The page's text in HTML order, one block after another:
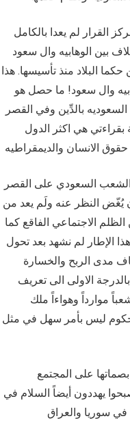
القرار لم يعدا بالكامل
بين الوهابيه وال سعود
البلاد منذ تأسيسها. هذا
وال سعود! ما حصل هو
بالدِّين وفي القصر
هي اكثر الدول
السعودي على القصر
يُغّض النظر عنه ولَم يعد من
الاجتماعي الفاقع كما
الإطار لم نشهد بعد تحول
مدى الربح والخسارة
الاولى الى تعريف
موارداً وهواءاً ملك
ليس بأمر سهل في مثل
على المجتمع
يهددون أيضاً السلام في
سوريا والعراق